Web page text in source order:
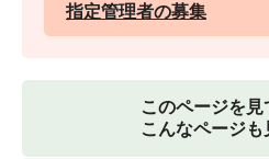
指定管理者の募集
このページを見
こんなページ